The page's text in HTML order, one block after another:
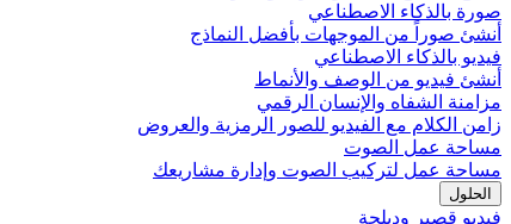
صورة بالذكاء الاصطناعي
أنشئ صوراً من الموجهات بأفضل النماذج
فيديو بالذكاء الاصطناعي
أنشئ فيديو من الوصف والأنماط
مزامنة الشفاه والإنسان الرقمي
زامن الكلام مع الفيديو للصور الرمزية والعروض
مساحة عمل الصوت
مساحة عمل لتركيب الصوت وإدارة مشاريعك
الحلول
فيديو قصير ودبلجة